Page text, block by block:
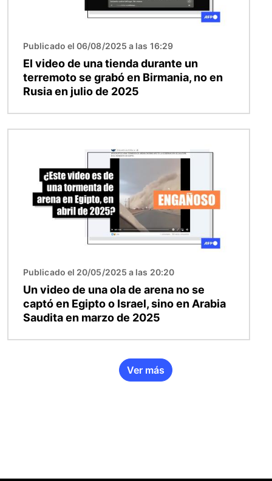
Publicado el 06/08/2025 a las 16:29
El video de una tienda durante un
terremoto se grabó en Birmania, no en
Rusia en julio de 2025
Publicado el 20/05/2025 a las 20:20
Un video de una ola de arena no se
captó en Egipto o Israel, sino en Arabia
Saudita en marzo de 2025
Ver más